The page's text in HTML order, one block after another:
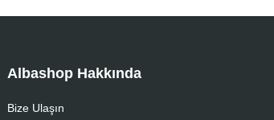
Albashop Hakkında
Bize Ulaşın